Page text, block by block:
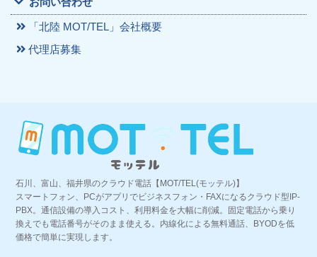
「北陸 MOT/TEL」会社概要
代理店募集
石川、富山、福井県のクラウド電話【MOT/TEL(モッテル)】
スマートフォン、PCがアプリでビジネスフォン・FAXになるクラウド型IP-
PBX。通信設備の導入コスト、利用料金を大幅に削減。固定電話から乗り
換えでも電話番号がそのまま使える。内線化による無料通話、BYODを低
価格で簡単に実現します。